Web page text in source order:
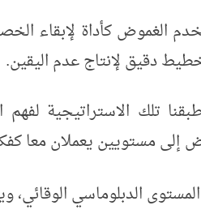
الغموض كأداة لإبقاء
دقيق لإنتاج عدم اليقين.
تلك الاستراتيجية
إلى مستويين يعملان معا
المستوى الدبلوماسي